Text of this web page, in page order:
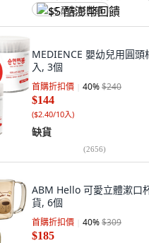
$5 酷澎幣回饋
MEDIENCE 嬰幼兒用圓
入, 3個
首購折扣價 40%$240
$144
($2.40/10入)
缺貨
(2656)
ABM Hello 可愛立體漱口
貨, 6個
首購折扣價 40%$309
$185